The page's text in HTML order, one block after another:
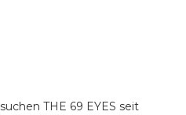
THE 69 EYES seit